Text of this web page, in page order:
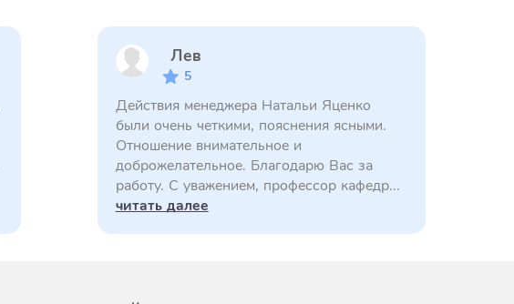
Лев
5
Действия менеджера Натальи Яценко
были очень четкими, пояснения ясными.
Отношение внимательное и
доброжелательное. Благодарю Вас за
работу. С уважением, профессор кафедр...
читать далее